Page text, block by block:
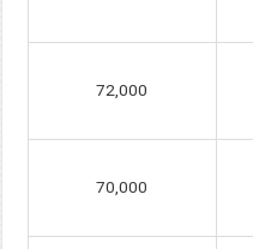
72,000
70,000